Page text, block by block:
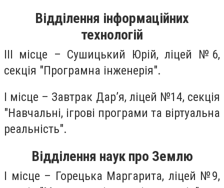
Відділення інформаційних
технологій
ІІІ місце – Сушицький Юрій, ліцей №6,
секція "Програмна інженерія".
І місце – Завтрак Дар’я, ліцей №14, секція
"Навчальні, ігрові програми та віртуальна
реальність".
Відділення наук про Землю
І місце – Горецька Маргарита, ліцей №9,